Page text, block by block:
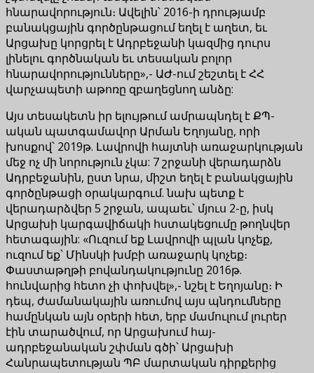
հնարավորություն։ Ավելին՝ 2016-ի դրությամբ
բանակցային գործընթացում եղել է աղետ, եւ
Արցախը կորցրել է Ադրբեջանի կազմից դուրս
լինելու գործնական եւ տեսական բոլոր
հնարավորությունները»,- ԱԺ-ում շեշտել է ՀՀ
վարչապետի աթոռը զբաղեցնող անձը:
Այս տեսակետն իր ելույթում ամրապնդել է ՔՊ-
ական պատգամավոր Արման Եղոյանը, որի
խոսքով՝ 2019թ. Լավրովի հայտնի առաջարկության
մեջ ոչ մի նորություն չկա: 7 շրջանի վերադարձն
Ադրբեջանին, ըստ նրա, միշտ եղել է բանակցային
գործընթացի օրակարգում. նախ պետք է
վերադարձվեր 5 շրջան, ապաեւ՝ մյուս 2-ը, իսկ
Արցախի կարգավիճակի հստակեցումը թողնվեր
հետագային: «Ուզում եք Լավրովի պլան կոչեք,
ուզում եք՝ Մինսկի խմբի առաջարկ կոչեք։
Փաստաթղթի բովանդակությունը 2016թ.
հունվարից հետո չի փոխվել»,- նշել է Եղոյանը։ Ի
դեպ, ժամանակային առումով այս պնդումները
համընկան այն օրերի հետ, երբ մամուլում լուրեր
էին տարածվում, որ Արցախում հայ-
ադրբեջանական շփման գծի՝ Արցախի
Հանրապետության ՊԲ մարտական դիրքերից